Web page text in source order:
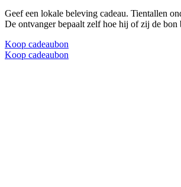
Geef een lokale beleving cadeau. Tientallen
De ontvanger bepaalt zelf hoe hij of zij de bon
Koop cadeaubon
Koop cadeaubon